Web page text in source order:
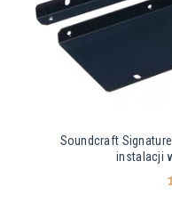
Soundcraft
instalacji